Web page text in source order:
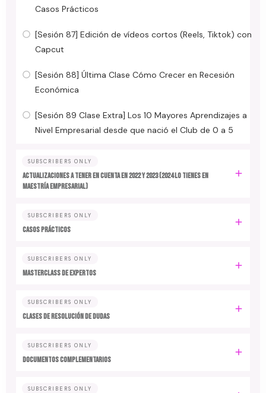
Casos Prácticos
[Sesión 87] Edición de vídeos cortos (Reels, Tiktok) con
Capcut
[Sesión 88] Última Clase Cómo Crecer en Recesión
Económica
[Sesión 89 Clase Extra] Los 10 Mayores Aprendizajes a
Nivel Empresarial desde que nació el Club de 0 a 5
SUBSCRIBERS ONLY
ACTUALIZACIONES A TENER EN CUENTA EN 2022 y 2023 (2024 LO TIENES EN
MAESTRÍA EMPRESARIAL)
SUBSCRIBERS ONLY
CASOS PRÁCTICOS
SUBSCRIBERS ONLY
MASTERCLASS DE EXPERTOS
SUBSCRIBERS ONLY
CLASES DE RESOLUCIÓN DE DUDAS
SUBSCRIBERS ONLY
DOCUMENTOS COMPLEMENTARIOS
SUBSCRIBERS ONLY